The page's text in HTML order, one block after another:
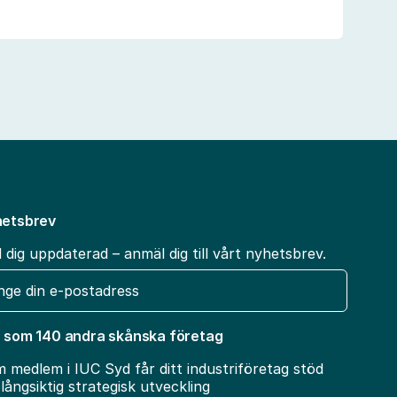
dig uppdaterad – anmäl dig till vårt nyhetsbrev.
som 140 andra skånska företag
medlem i IUC Syd får ditt industriföretag stöd
strategisk utveckling